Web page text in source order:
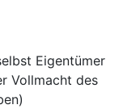
Eigentümer
Vollmacht des